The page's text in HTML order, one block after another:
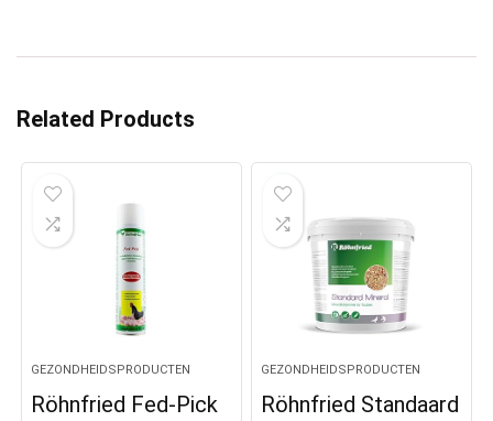
Related Products
GEZONDHEIDSPRODUCTEN
Röhnfried Fed-Pick
GEZONDHEIDSPRODUCTEN
Röhnfried Standaard